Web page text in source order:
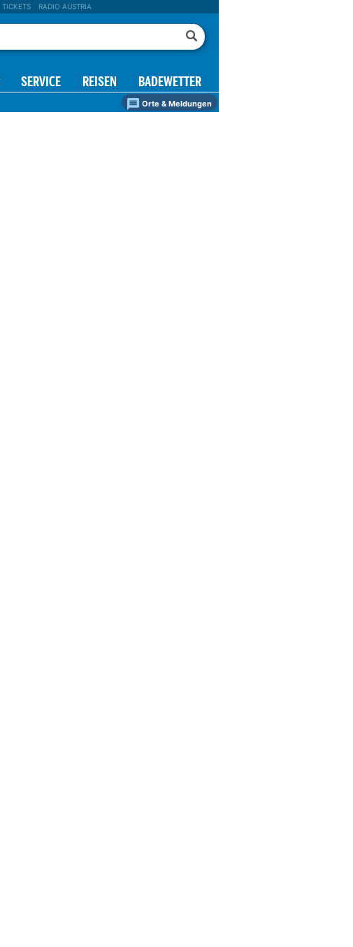
TICKETS RADIO AUSTRIA
SERVICE REISEN BADEWETTER
Orte & Meldungen